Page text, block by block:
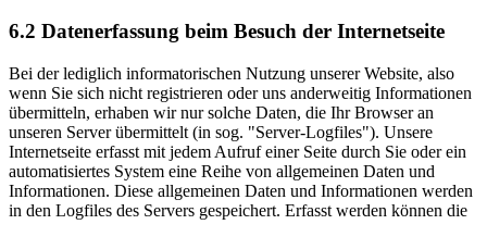
6.2 Datenerfassung beim Besuch der Internetseite
Bei der lediglich informatorischen Nutzung unserer Website, also
wenn Sie sich nicht registrieren oder uns anderweitig Informationen
übermitteln, erhaben wir nur solche Daten, die Ihr Browser an
unseren Server übermittelt (in sog. "Server-Logfiles"). Unsere
Internetseite erfasst mit jedem Aufruf einer Seite durch Sie oder ein
automatisiertes System eine Reihe von allgemeinen Daten und
Informationen. Diese allgemeinen Daten und Informationen werden
in den Logfiles des Servers gespeichert. Erfasst werden können die